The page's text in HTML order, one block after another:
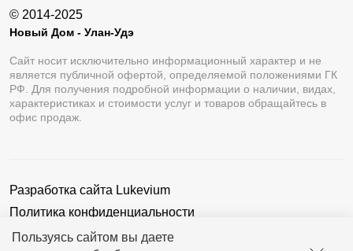
Пользуясь сайтом вы даете
© 2014-2025
Новый Дом - Улан-Удэ
Сайт носит исключительно информационный характер и не
является публичной офертой, определяемой положениями ГК
РФ. Для получения подробной информации о наличии, видах,
характеристиках и стоимости услуг и товаров обращайтесь в
офис продаж.
Разработка сайта Lukevium
Политика конфиденциальности
Пользовательское соглашение